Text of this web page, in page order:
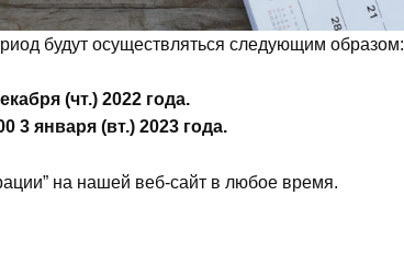
будут осуществляться следующим образом:
(чт.) 2022 года.
3 января (вт.) 2023 года.
на нашей веб-сайт в любое время.